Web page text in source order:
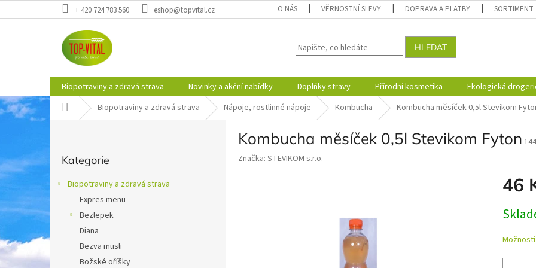
na
+ 420 724 783 560 eshop@topvital.cz O NÁS VĚRNOSTNÍ SLEVY DOPRAVA A PLATBY SORTIMENT
HLEDAT
Biopotraviny a zdravá strava Novinky a akční nabídky Doplňky stravy Přírodní kosmetika Ekologická
Domů Biopotraviny a zdravá strava Nápoje, rostlinné nápoje Kombucha Kombucha měsíček 0,5l Stevikom
n
p
a
kategorie
Kategorie
Biopotraviny a zdravá strava
Expres menu
Bezlepek
Diana
Bezva müsli
Božské oříšky
Kombucha měsíček 0,5l Stevikom Fyton
Značka: STEVIKOM s.r.o.
46
cena: